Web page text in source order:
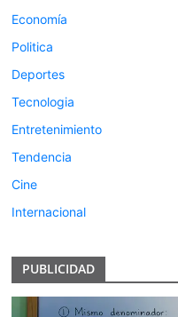
Economía
Politica
Deportes
Tecnologia
Entretenimiento
Tendencia
Cine
Internacional
PUBLICIDAD